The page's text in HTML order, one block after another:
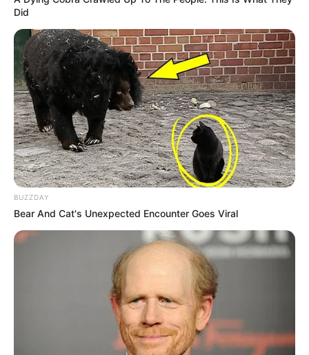
Δείτε όλες τις τελευταίεςΕιδήσεις από την Ελλάδα και
τον Κόσμο, τη στιγμή που συμβαίνουν, στοNewstok.gr.
Did
BUZZDAY
Bear And Cat's Unexpected Encounter Goes Viral